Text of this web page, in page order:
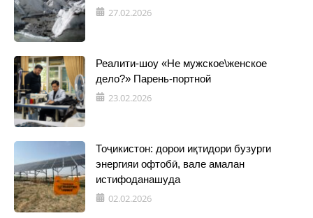
27.02.2026
Реалити-шоу «Не мужское\женское
дело?» Парень-портной
23.02.2026
Тоҷикистон: дорои иқтидори бузурги
энергияи офтобӣ, вале амалан
истифоданашуда
02.02.2026